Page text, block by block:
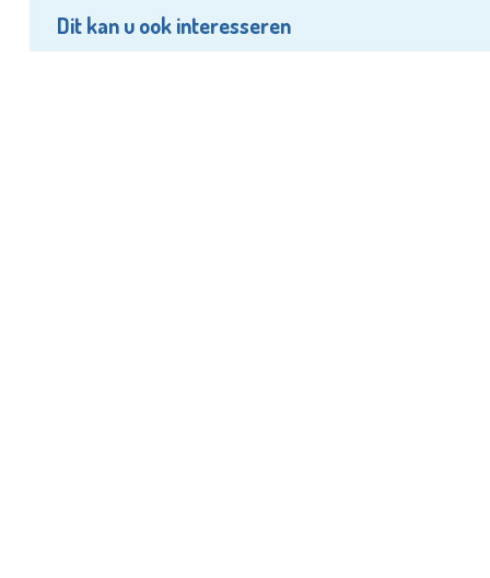
Dit kan u ook interesseren